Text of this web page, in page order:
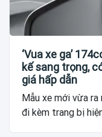
‘Vua xe ga’
kế sang trọng,
giá hấp dẫn
Mẫu xe mới vừa
đi kèm trang bị